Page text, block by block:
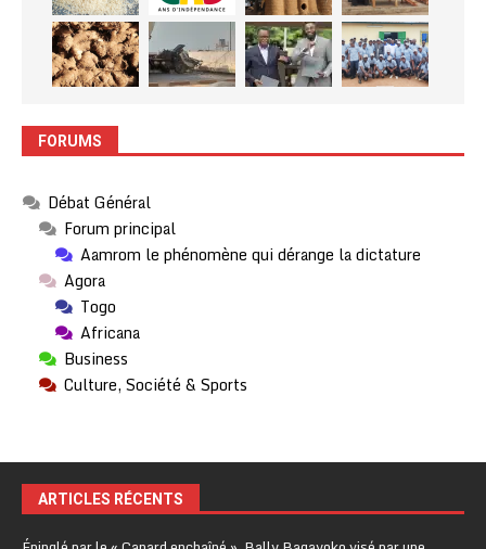
FORUMS
Débat Général
Forum principal
Aamrom le phénomène qui dérange la dictature
Agora
Togo
Africana
Business
Culture, Société & Sports
ARTICLES RÉCENTS